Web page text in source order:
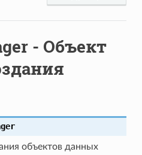
- Объект
объектов данных